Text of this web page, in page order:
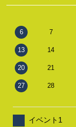
6 7
13 14
20 21
27 28
イベント1